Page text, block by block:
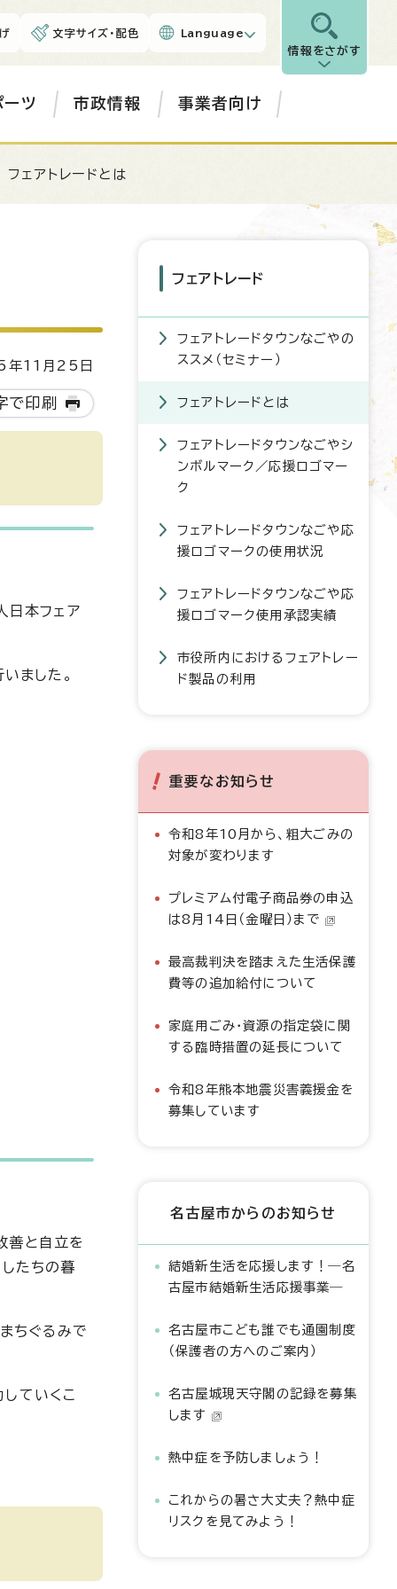
文字サイズ・配色 Language
情報をさがす
ーツ 市政情報 事業者向け
フェアトレードとは
11月25日
で印刷
日本フェア
ました。
善と自立を
たちの暮
ちぐるみで
ていくこ
フェアトレード
フェアトレードタウンなごやの
ススメ（セミナー）
フェアトレードとは
フェアトレードタウンなごやシ
ンボルマーク／応援ロゴマー
ク
フェアトレードタウンなごや応
援ロゴマークの使用状況
フェアトレードタウンなごや応
援ロゴマーク使用承認実績
市役所内におけるフェアトレー
ド製品の利用
重要なお知らせ
令和8年10月から、粗大ごみの
対象が変わります
プレミアム付電子商品券の申込
は8月14日（金曜日）まで
最高裁判決を踏まえた生活保護
費等の追加給付について
家庭用ごみ・資源の指定袋に関
する臨時措置の延長について
令和8年熊本地震災害義援金を
募集しています
名古屋市からのお知らせ
結婚新生活を応援します！―名
古屋市結婚新生活応援事業―
名古屋市こども誰でも通園制度
（保護者の方へのご案内）
名古屋城現天守閣の記録を募集
します
熱中症を予防しましょう！
これからの暑さ大丈夫？熱中症
リスクを見てみよう！